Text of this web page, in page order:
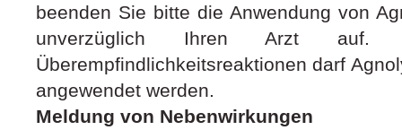
beenden Sie bitte die Anwendung von
unverzüglich Ihren Arzt auf.
Überempfindlichkeitsreaktionen darf
angewendet werden.
Meldung von Nebenwirkungen